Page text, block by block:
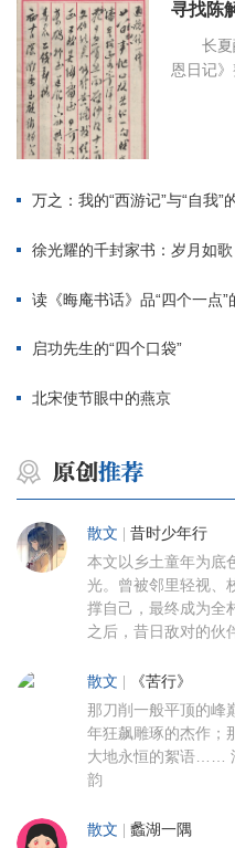
寻找陈
长
恩日记
万之：我的“西游记”与“自我”
徐光耀的千封家书：岁月如
读《晦庵书话》品“四个一点”
启功先生的“四个口袋”
北宋使节眼中的燕京
散文 昔时少年行
本文以乡土童年为底
光。曾被邻里轻视、
撑自己，最终成为全
之后，昔日敌对的伙
散文 《苦行》
那刀削一般平顶的峰
年狂飙雕琢的杰作；
大地永恒的絮语……
韵
散文 蠡湖一隅